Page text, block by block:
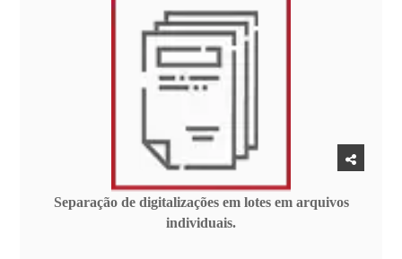
Separação de digitalizações em lotes em arquivos
individuais.